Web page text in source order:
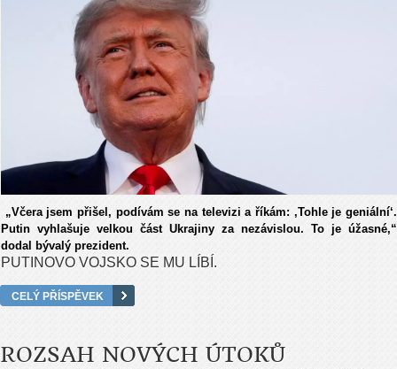
„Včera jsem přišel, podívám se na televizi a říkám: ‚Tohle je geniální‘.
Putin vyhlašuje velkou část Ukrajiny za nezávislou. To je úžasné,“
dodal bývalý prezident.
PUTINOVO VOJSKO SE MU LÍBÍ.
CELÝ PŘÍSPĚVEK
ROZSAH NOVÝCH ÚTOKŮ